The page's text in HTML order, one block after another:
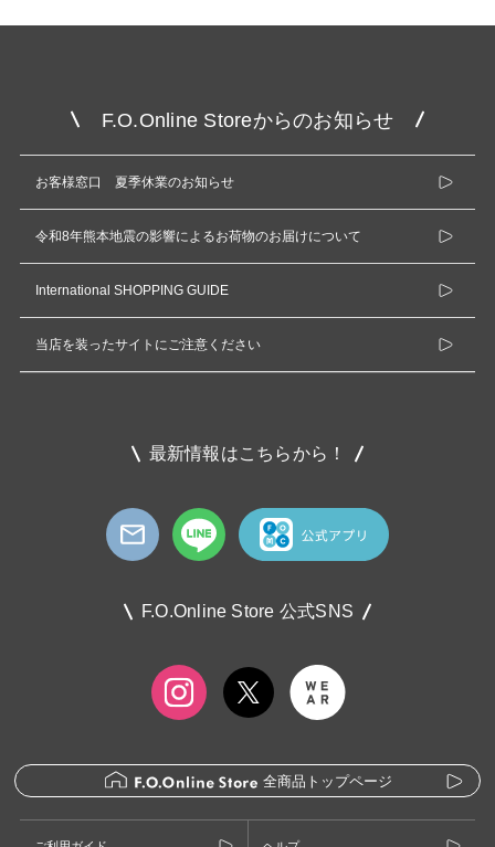
F.O.Online Storeからのお知らせ
お客様窓口 夏季休業のお知らせ
令和8年熊本地震の影響によるお荷物のお届けについて
International SHOPPING GUIDE
当店を装ったサイトにご注意ください
最新情報はこちらから！
F.O.Online Store 公式SNS
全商品トップページ